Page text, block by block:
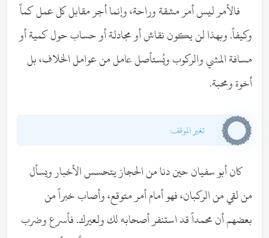
فالأمر ليس أمر مشقة وراحة، وإنما أجر مقابل كل عمل كماً
وكيفاً. وبهذا لن يكون نقاش أو مجادلة أو حساب حول كمية أو
مسافة المشي والركوب ويُستأصل عامل من عوامل الخلاف، بل
أخوة ومحبة.
تغير الموقف:
كان أبو سفيان حين دنا من الحجاز يتحسس الأخبار ويسأل
من لقي من الركبان، فهو أمام أمر متوقع، وأصاب خبراً من
بعضهم أن محمداً قد استنفر أصحابه لك ولعيرك. فأسرع وضرب